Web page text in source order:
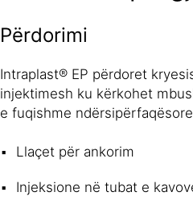
Përdorimi
Intraplast® EP përdoret
injektimesh ku kërkohet
e fuqishme
Llaçet për ankorim
Injeksione në tubat e